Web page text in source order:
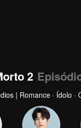
2
| Romance · Ídolo ·